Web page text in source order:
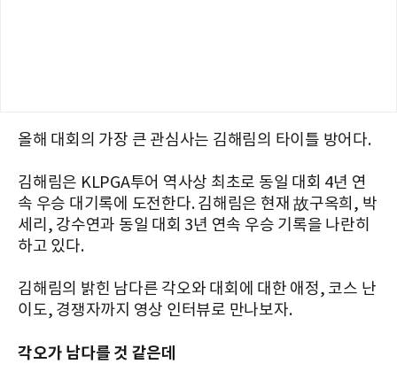
올해 대회의 가장 큰 관심사는 김해림의 타이틀 방어다.
김해림은 KLPGA투어 역사상 최초로 동일 대회 4년 연
속 우승 대기록에 도전한다. 김해림은 현재 故구옥희 , 박
세리 , 강수연과 동일 대회 3년 연속 우승 기록을 나란히
하고 있다.
김해림의 밝힌 남다른 각오와 대회에 대한 애정, 코스 난
이도, 경쟁자까지 영상 인터뷰로 만나보자.
각오가 남다를 것 같은데